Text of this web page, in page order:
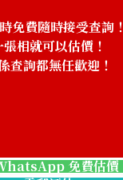
免費隨時接受查詢！
張相就可以估價！
查詢都無任歡迎！
免費估價